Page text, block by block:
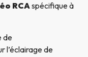
RCAspécifique à
de
l’éclairage de